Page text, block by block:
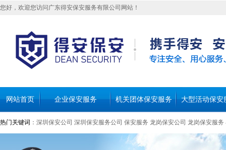
您好，欢迎您访问广东得安保安服务有限公司网站！
网站首页 企业保安服务 机关团体保安服务 大型活动保安
热门关键词 ： 深圳保安公司 深圳保安服务公司 保安服务 龙岗保安公司 龙岗保安服务